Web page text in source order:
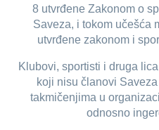
8 utvrđene Zakonom o
Saveza, i tokom učešća
utvrđene zakonom i
Klubovi, sportisti i druga
koji nisu članovi
takmičenjima u
odnosno